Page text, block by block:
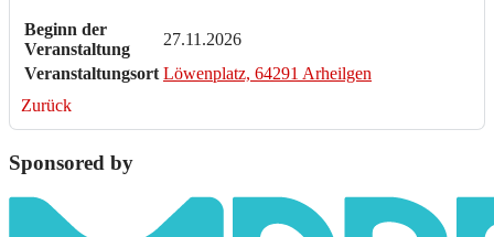
Beginn der
Veranstaltung
27.11.2026
Veranstaltungsort Löwenplatz, 64291 Arheilgen
Zurück
Sponsored by